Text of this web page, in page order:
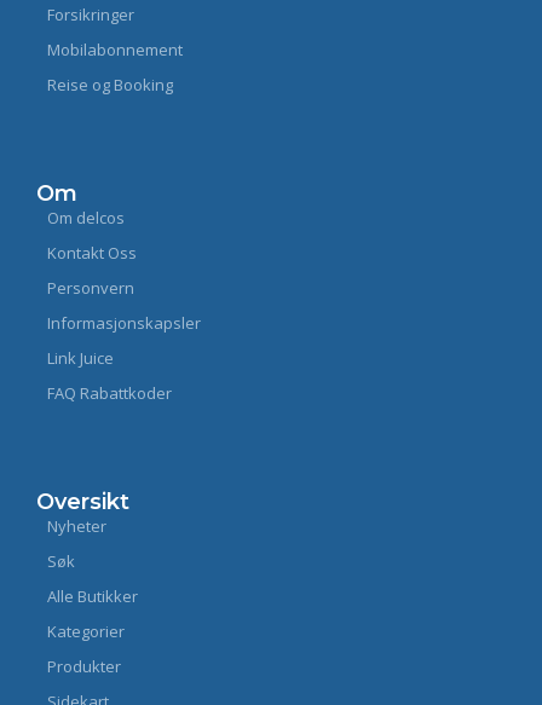
Forsikringer
Mobilabonnement
Reise og Booking
Om
Om delcos
Kontakt Oss
Personvern
Informasjonskapsler
Link Juice
FAQ Rabattkoder
Oversikt
Nyheter
Søk
Alle Butikker
Kategorier
Produkter